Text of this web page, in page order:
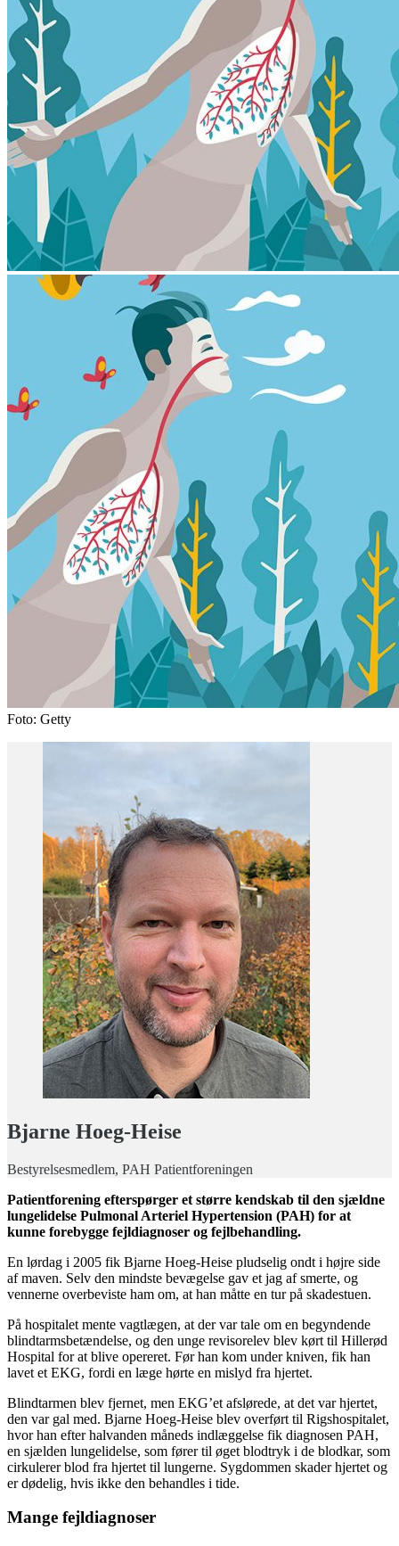
Foto: Getty
Bjarne Hoeg-Heise
Bestyrelsesmedlem, PAH Patientforeningen
Patientforening efterspørger et større kendskab til den sjældne
lungelidelse Pulmonal Arteriel Hypertension (PAH) for at
kunne forebygge fejldiagnoser og fejlbehandling.
En lørdag i 2005 fik Bjarne Hoeg-Heise pludselig ondt i højre side
af maven. Selv den mindste bevægelse gav et jag af smerte, og
vennerne overbeviste ham om, at han måtte en tur på skadestuen.
På hospitalet mente vagtlægen, at der var tale om en begyndende
blindtarmsbetændelse, og den unge revisorelev blev kørt til Hillerød
Hospital for at blive opereret. Før han kom under kniven, fik han
lavet et EKG, fordi en læge hørte en mislyd fra hjertet.
Blindtarmen blev fjernet, men EKG’et afslørede, at det var hjertet,
den var gal med. Bjarne Hoeg-Heise blev overført til Rigshospitalet,
hvor han efter halvanden måneds indlæggelse fik diagnosen PAH,
en sjælden lungelidelse, som fører til øget blodtryk i de blodkar, som
cirkulerer blod fra hjertet til lungerne. Sygdommen skader hjertet og
er dødelig, hvis ikke den behandles i tide.
Mange fejldiagnoser